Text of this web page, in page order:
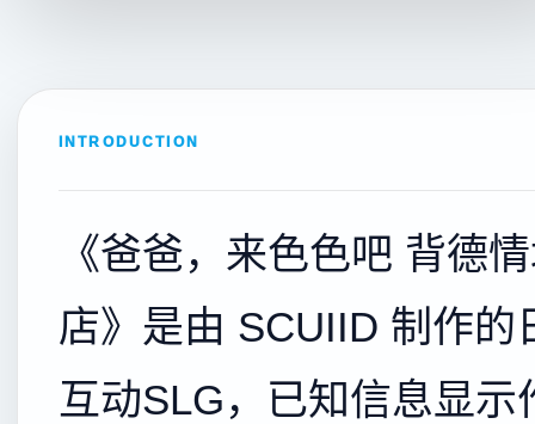
INTRODUCTION
《爸爸，来色色吧 背德
店》是由 SCUIID 制作的
互动SLG，已知信息显示